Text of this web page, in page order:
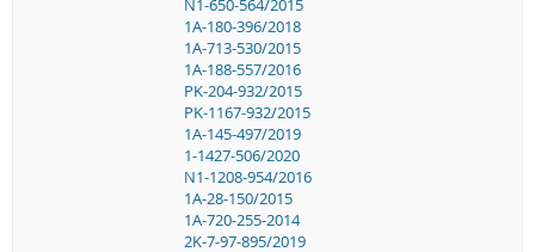
1A-180-396/2018
1A-713-530/2015
1A-188-557/2016
PK-204-932/2015
PK-1167-932/2015
1A-145-497/2019
1-1427-506/2020
N1-1208-954/2016
1A-28-150/2015
1A-720-255-2014
2K-7-97-895/2019